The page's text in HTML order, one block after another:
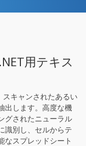
用テキス
スキャンされたあるい
出します。高度な機
グされたニューラル
識別し、セルからテ
なスプレッドシート